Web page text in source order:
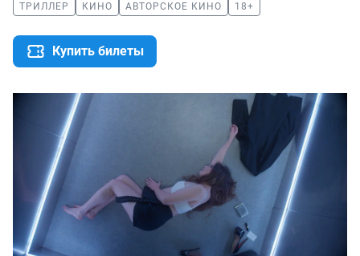
ТРИЛЛЕР КИНО АВТОРСКОЕ КИНО 18+
Купить билеты